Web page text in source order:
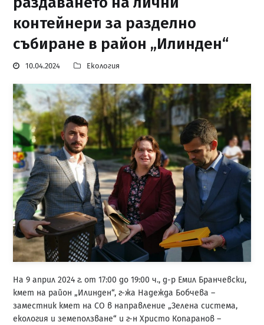
контейнери за разделно
събиране в район „Илинден“
10.04.2024 Екология
На 9 април 2024 г. от 17:00 до 19:00 ч., д-р Емил Бранчевски,
кмет на район „Илинден“, г-жа Надежда Бобчева –
заместник кмет на СО в направление „Зелена система,
екология и земеползване“ и г-н Христо Копаранов –